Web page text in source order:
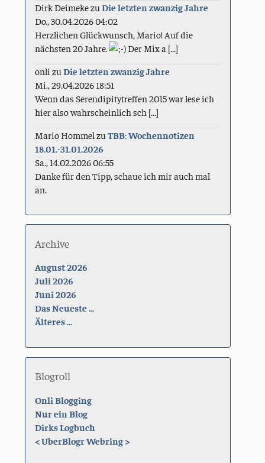
Dirk DeimekezuDie letzten zwanzig Jahre
Do., 30.04.2026 04:02
Herzlichen Glückwunsch, Mario! Auf die
nächsten 20 Jahre.
Der Mix a [...]
onli zuDie letzten zwanzig Jahre
Mi., 29.04.2026 18:51
Wenn das Serendipitytreffen 2015 war lese ich
hier also wahrscheinlich sch [...]
Mario Hommel zuTBB: Wochennotizen
18.01.-31.01.2026
Sa., 14.02.2026 06:55
Danke für den Tipp, schaue ich mir auch mal
an.
Archive
August 2026
Juli 2026
Juni 2026
Das Neueste ...
Älteres ...
Blogroll
Onli Blogging
Nur ein Blog
Dirks Logbuch
<UberBlogr Webring>